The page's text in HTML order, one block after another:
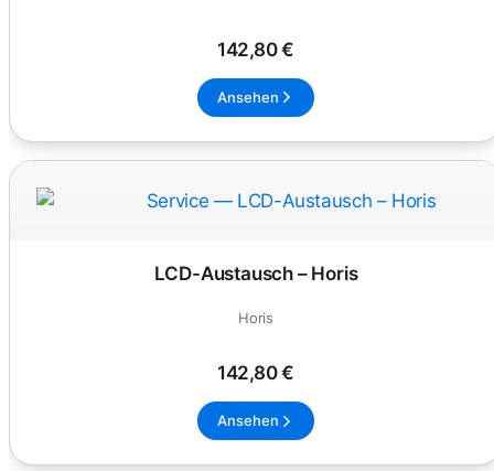
142,80 €
Ansehen
LCD-Austausch – Horis
Horis
142,80 €
Ansehen